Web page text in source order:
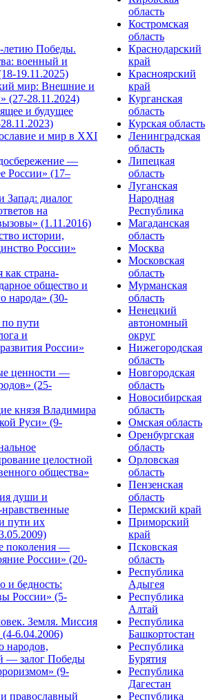
Победы.
военный и
19.11.2025)
мир: Внешние и
(27-28.11.2024)
и будущее
и мир в XXI
—
России» (17–
диалог
на
(1.11.2016)
истории,
России»
страна-
общество и
народа» (30-
пути
и
России»
ценности —
(25-
князя Владимира
Руси» (9-
целостной
общества»
души и
пути их
поколения —
России» (20-
и бедность:
России» (5-
Земля. Миссия
6.04.2006)
народов,
— залог Победы
(9-
православный
область
Костромская
область
Краснодарский
край
Красноярский
край
Курганская
область
Курская область
Ленинградская
область
Липецкая
область
Луганская
Народная
Республика
Магаданская
область
Москва
Московская
область
Мурманская
область
Ненецкий
автономный
округ
Нижегородская
область
Новгородская
область
Новосибирская
область
Омская область
Оренбургская
область
Орловская
область
Пензенская
область
Пермский край
Приморский
край
Псковская
область
Республика
Адыгея
Республика
Алтай
Республика
Башкортостан
Республика
Бурятия
Республика
Дагестан
Республика